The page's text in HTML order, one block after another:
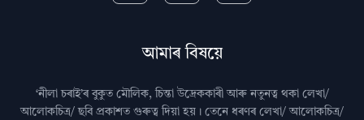
আমাৰ বিষয়ে
‘নীলা চৰাই’ৰ বুকুত মৌলিক, চিন্তা উদ্রেককাৰী আৰু নতুনত্ব থকা লেখা/
আলোকচিত্ৰ/ ছবি প্রকাশত গুৰুত্ব দিয়া হয়। তেনে ধৰণৰ লেখা/ আলোকচিত্ৰ/